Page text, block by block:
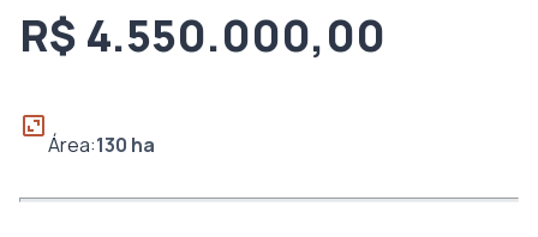
R$ 4.550.000,00
Área:130 ha